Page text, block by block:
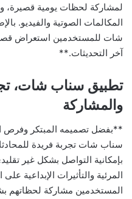
لمشاركة لحظات يومية قصيرة،
المكالمات الصوتية والفيديو.
شات للمستخدمين استعراض
آخر التحديثات.**
تطبيق سناب شات،
والمشاركة
**بفضل تصميمه المبتكر وفرص
سناب شات تجربة فريدة
بإمكانية التواصل بشكل غير
المرئية والتأثيرات الإبداعية
المستخدمين مشاركة لحظاتهم